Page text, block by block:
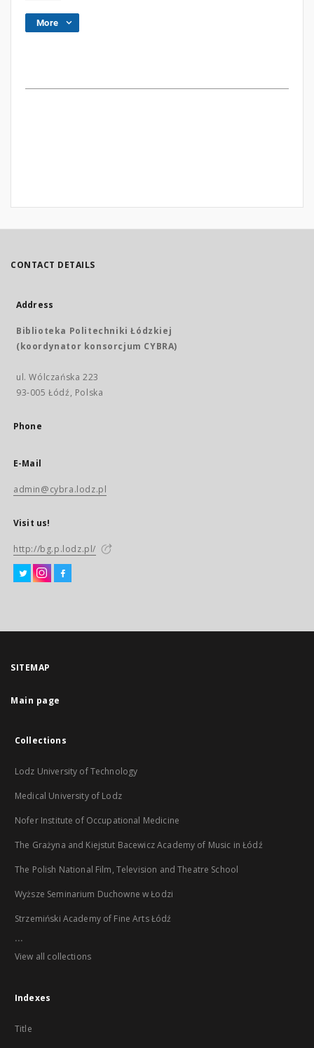
More
CONTACT DETAILS
Address
Biblioteka Politechniki Łódzkiej
(koordynator konsorcjum CYBRA)
ul. Wólczańska 223
93-005 Łódź, Polska
Phone
E-Mail
admin@cybra.lodz.pl
Visit us!
http://bg.p.lodz.pl/
SITEMAP
Main page
Collections
Lodz University of Technology
Medical University of Lodz
Nofer Institute of Occupational Medicine
The Grażyna and Kiejstut Bacewicz Academy of Music in Łódź
The Polish National Film, Television and Theatre School
Wyższe Seminarium Duchowne w Łodzi
Strzemiński Academy of Fine Arts Łódź
...
View all collections
Indexes
Title